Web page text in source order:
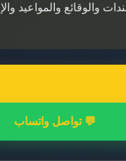
والوقائع والمواعيد
💬 تواصل واتساب